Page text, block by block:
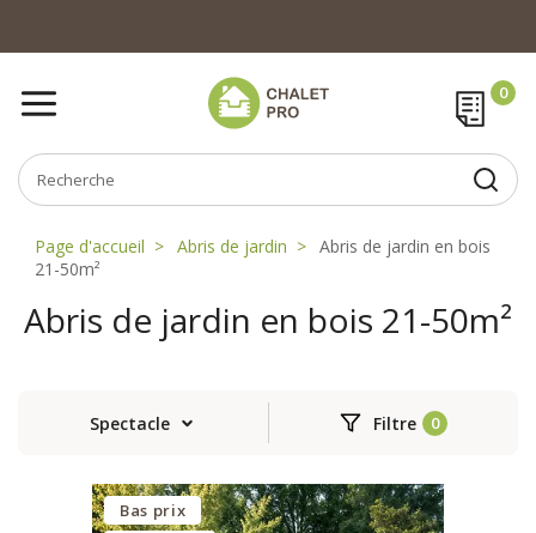
Page d'accueil Abris de jardin
Abris de jardin en bois
21-50m²
Abris de jardin en bois 21-50m²
Spectacle Filtre
Bas prix